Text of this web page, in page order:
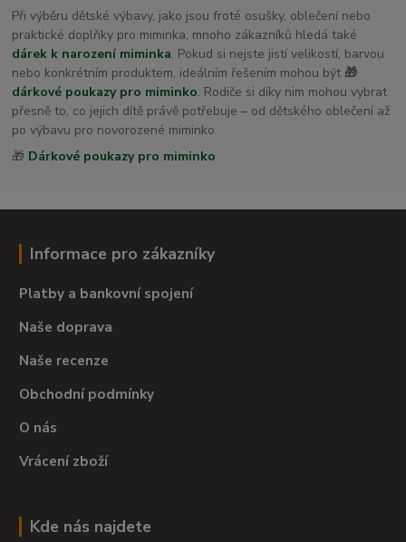
Při výběru dětské výbavy, jako jsou froté osušky, oblečení nebo
praktické doplňky pro miminka, mnoho zákazníků hledá také
dárek k narození miminka. Pokud si nejste jistí velikostí, barvou
nebo konkrétním produktem, ideálním řešením mohou být 🎁
dárkové poukazy pro miminko. Rodiče si díky nim mohou vybrat
přesně to, co jejich dítě právě potřebuje – od dětského oblečení až
po výbavu pro novorozené miminko.
🎁 Dárkové poukazy pro miminko
Informace pro zákazníky
Platby a bankovní spojení
Naše doprava
Naše recenze
Obchodní podmínky
O nás
Vrácení zboží
Kde nás najdete